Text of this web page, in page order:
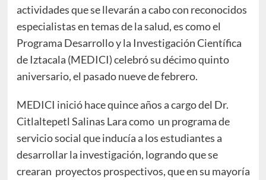
actividades que se llevarán a cabo con reconocidos
especialistas en temas de la salud, es como el
Programa Desarrollo y la Investigación Científica
de Iztacala (MEDICI) celebró su décimo quinto
aniversario, el pasado nueve de febrero.
MEDICI inició hace quince años a cargo del Dr.
Citlaltepetl Salinas Lara como un programa de
servicio social que inducía a los estudiantes a
desarrollar la investigación, logrando que se
crearan proyectos prospectivos, que en su mayoría